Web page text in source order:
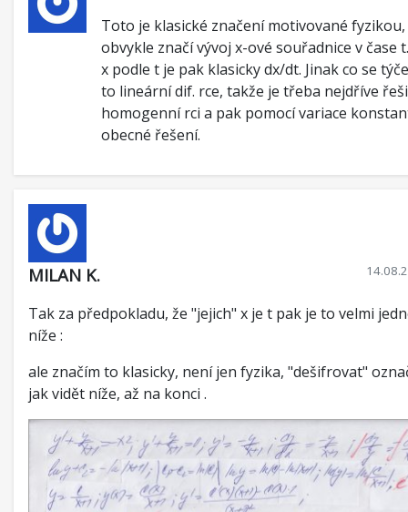
Toto je klasické značení motivované
obvykle značí vývoj x-ové souřadnice v čase
x podle t je pak klasicky dx/dt. Jinak co se
to lineární dif. rce, takže je třeba nejdříve
homogenní rci a pak pomocí variace
obecné řešení.
MILAN K.
Tak za předpokladu, že "jejich" x je t pak je to velmi
níže :
ale značím to klasicky, není jen fyzika, "dešifrovat"
jak vidět níže, až na konci .